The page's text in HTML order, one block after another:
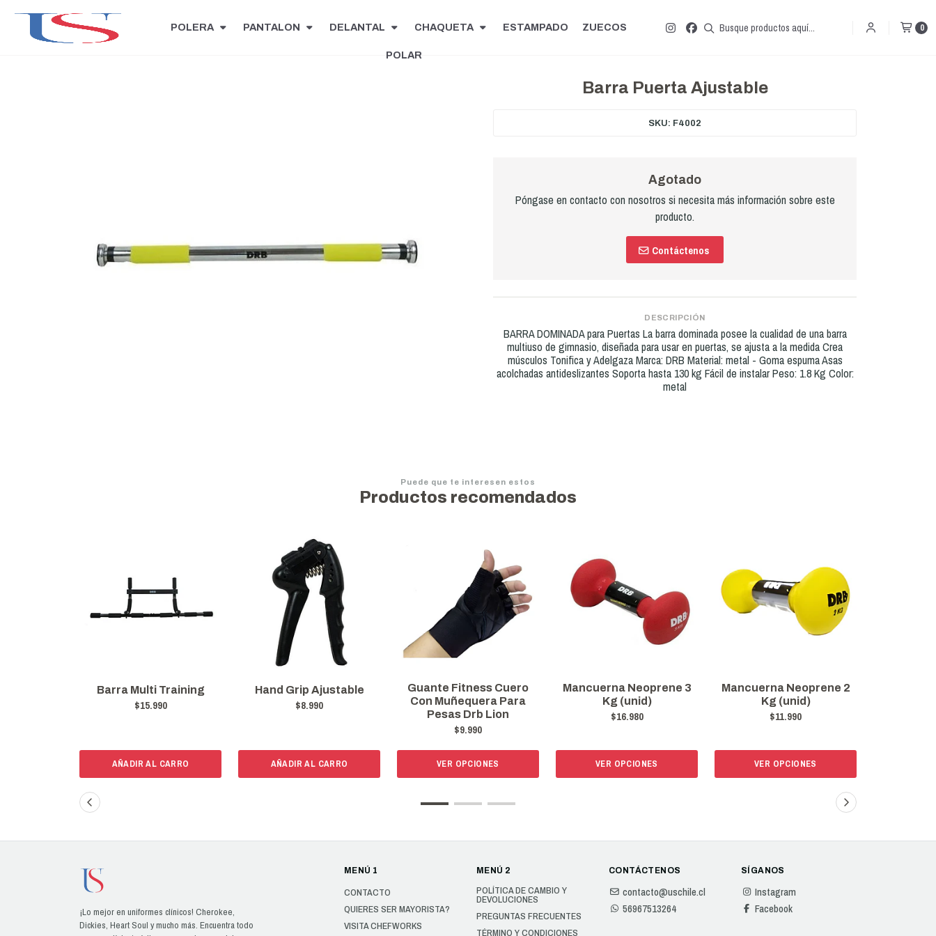
POLERA PANTALON DELANTAL CHAQUETA ESTAMPADO ZUECOS
POLAR
0
Barra Puerta Ajustable
SKU: F4002
Agotado
Póngase en contacto con nosotros si necesita más información sobre este
producto.
Contáctenos
DESCRIPCIÓN
BARRA DOMINADA para Puertas La barra dominada posee la cualidad de una barra
multiuso de gimnasio, diseñada para usar en puertas, se ajusta a la medida Crea
músculos Tonifica y Adelgaza Marca: DRB Material: metal - Goma espuma Asas
acolchadas antideslizantes Soporta hasta 130 kg Fácil de instalar Peso: 1.8 Kg Color:
metal
Puede que te interesen estos
Productos recomendados
Barra Multi Training
$15.990
AÑADIR AL CARRO
Hand Grip Ajustable
$8.990
AÑADIR AL CARRO
Guante Fitness Cuero
Con Muñequera Para
Pesas Drb Lion
$9.990
VER OPCIONES
Mancuerna Neoprene 3
Kg (unid)
$16.980
VER OPCIONES
Mancuerna Neoprene 2
Kg (unid)
$11.990
VER OPCIONES
¡Lo mejor en uniformes clínicos! Cherokee,
Dickies, Heart Soul y mucho más. Encuentra todo
MENÚ 1
CONTACTO
QUIERES SER MAYORISTA?
VISITA CHEFWORKS
MENÚ 2
POLÍTICA DE CAMBIO Y
DEVOLUCIONES
PREGUNTAS FRECUENTES
TÉRMINO Y CONDICIONES
CONTÁCTENOS
contacto@uschile.cl
56967513264
SÍGANOS
Instagram
Facebook